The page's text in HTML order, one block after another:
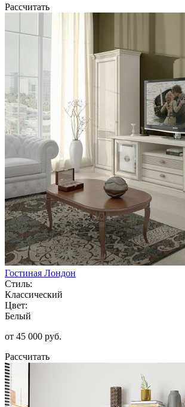
Рассчитать
Гостиная Лондон
Стиль:
Классический
Цвет:
Белый
от 45 000 руб.
Рассчитать